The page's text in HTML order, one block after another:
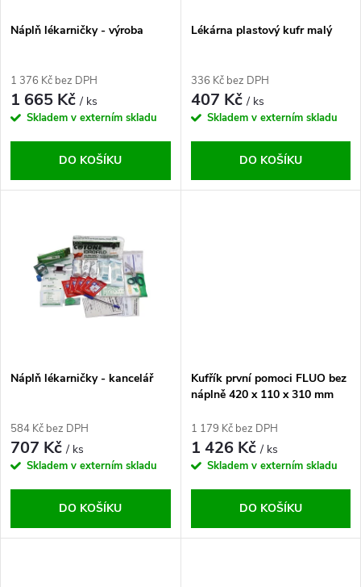
p
r
o
u
s
r
o
d
Náplň lékarničky - výroba
1 376 Kč bez DPH
1 665 Kč/ ks
Skladem v externím skladu
DO KOŠÍKU
Lékárna plastový kufr malý
336 Kč bez DPH
407 Kč/ ks
Skladem v externím skladu
DO KOŠÍKU
Náplň lékarničky - kancelář
584 Kč bez DPH
707 Kč/ ks
Skladem v externím skladu
DO KOŠÍKU
Kufřík první pomoci FLUO bez
náplně 420 x 110 x 310 mm
1 179 Kč bez DPH
1 426 Kč/ ks
Skladem v externím skladu
DO KOŠÍKU